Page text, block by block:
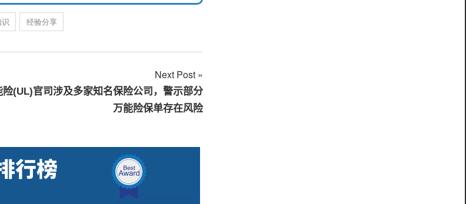
经验分享
Next Post
险(UL)官司涉及多家知名保险公司，警示部分
万能险保单存在风险